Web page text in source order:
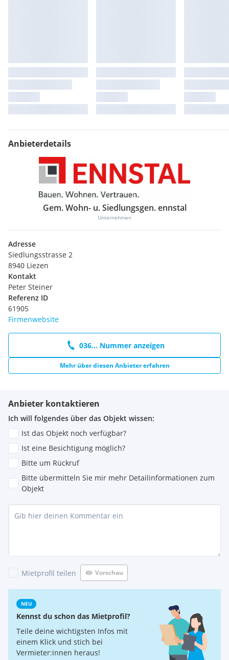
Anbieterdetails
Gem. Wohn- u. Siedlungsgen. ennstal
Unternehmen
Adresse
Siedlungsstrasse 2
8940 Liezen
Kontakt
Peter Steiner
Referenz ID
61905
Firmenwebsite
036... Nummer anzeigen
Mehr über diesen Anbieter erfahren
Anbieter kontaktieren
Ich will folgendes über das Objekt wissen:
Ist das Objekt noch verfügbar?
Ist eine Besichtigung möglich?
Bitte um Rückruf
Bitte übermitteln Sie mir mehr Detailinformationen zum
Objekt
Mietprofil teilen Vorschau
NEU
Kennst du schon das Mietprofil?
Teile deine wichtigsten Infos mit
einem Klick und stich bei
Vermieter:innen heraus!